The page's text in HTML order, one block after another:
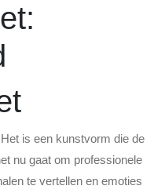
is een kunstvorm die de
nu gaat om professionele
te vertellen en emoties